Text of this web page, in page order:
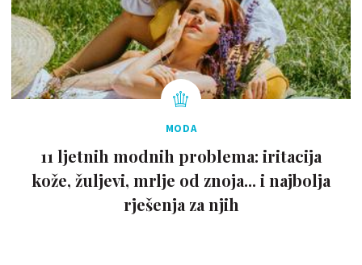
MODA
11 ljetnih modnih problema: iritacija
kože, žuljevi, mrlje od znoja... i najbolja
rješenja za njih